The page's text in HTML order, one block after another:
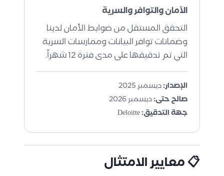
الأمان والتوافر والسرية
التحقق المستقل من ضوابط الأمان لدينا
وضمانات توافر البيانات وممارسات السرية
التي تم تدقيقها على مدى فترة 12 شهراً.
الإصدار:ديسمبر 2025
صالح حتى:ديسمبر 2026
جهة التدقيق:
📋 معايير الامتثال